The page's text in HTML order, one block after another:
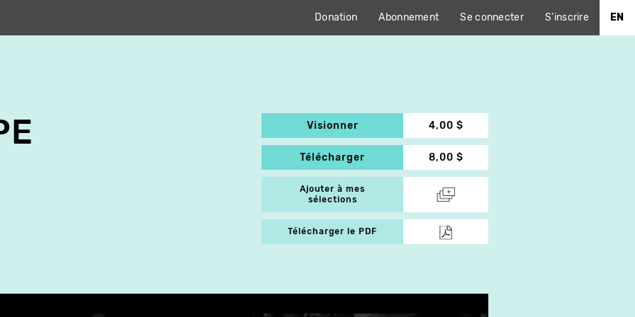
Donation Abonnement Se connecter S'inscrire EN
Visionner 4,00 $
Télécharger 8,00 $
Ajouter à mes
sélections
Télécharger le PDF